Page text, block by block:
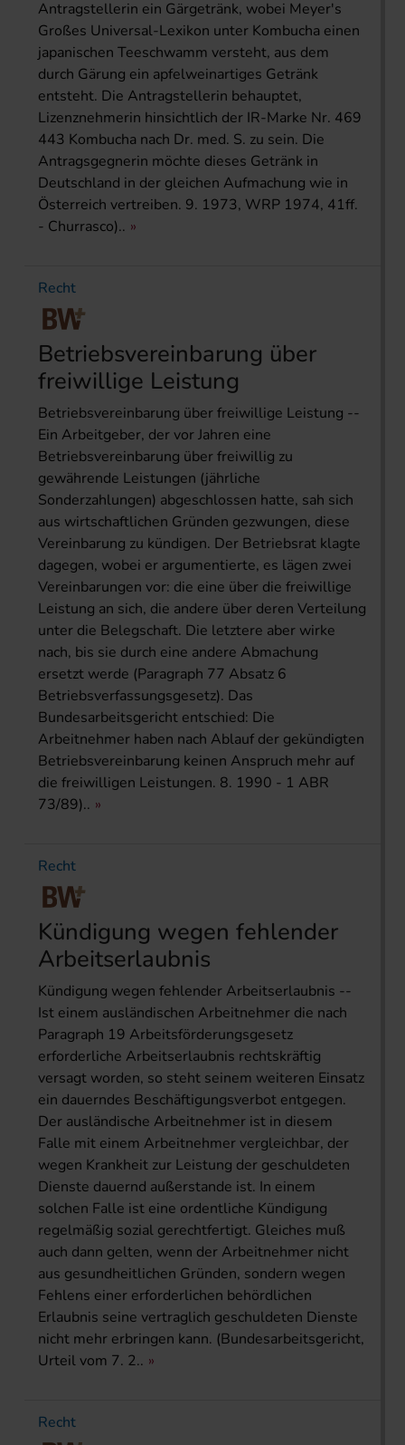
Antragstellerin ein Gärgetränk, wobei Meyer's
Großes Universal-Lexikon unter Kombucha einen
japanischen Teeschwamm versteht, aus dem
durch Gärung ein apfelweinartiges Getränk
entsteht. Die Antragstellerin behauptet,
Lizenznehmerin hinsichtlich der IR-Marke Nr. 469
443 Kombucha nach Dr. med. S. zu sein. Die
Antragsgegnerin möchte dieses Getränk in
Deutschland in der gleichen Aufmachung wie in
Österreich vertreiben. 9. 1973, WRP 1974, 41ff.
- Churrasco)..
Recht
Betriebsvereinbarung über
freiwillige Leistung
Betriebsvereinbarung über freiwillige Leistung --
Ein Arbeitgeber, der vor Jahren eine
Betriebsvereinbarung über freiwillig zu
gewährende Leistungen (jährliche
Sonderzahlungen) abgeschlossen hatte, sah sich
aus wirtschaftlichen Gründen gezwungen, diese
Vereinbarung zu kündigen. Der Betriebsrat klagte
dagegen, wobei er argumentierte, es lägen zwei
Vereinbarungen vor: die eine über die freiwillige
Leistung an sich, die andere über deren Verteilung
unter die Belegschaft. Die letztere aber wirke
nach, bis sie durch eine andere Abmachung
ersetzt werde (Paragraph 77 Absatz 6
Betriebsverfassungsgesetz). Das
Bundesarbeitsgericht entschied: Die
Arbeitnehmer haben nach Ablauf der gekündigten
Betriebsvereinbarung keinen Anspruch mehr auf
die freiwilligen Leistungen. 8. 1990 - 1 ABR
73/89)..
Recht
Kündigung wegen fehlender
Arbeitserlaubnis
Kündigung wegen fehlender Arbeitserlaubnis --
Ist einem ausländischen Arbeitnehmer die nach
Paragraph 19 Arbeitsförderungsgesetz
erforderliche Arbeitserlaubnis rechtskräftig
versagt worden, so steht seinem weiteren Einsatz
ein dauerndes Beschäftigungsverbot entgegen.
Der ausländische Arbeitnehmer ist in diesem
Falle mit einem Arbeitnehmer vergleichbar, der
wegen Krankheit zur Leistung der geschuldeten
Dienste dauernd außerstande ist. In einem
solchen Falle ist eine ordentliche Kündigung
regelmäßig sozial gerechtfertigt. Gleiches muß
auch dann gelten, wenn der Arbeitnehmer nicht
aus gesundheitlichen Gründen, sondern wegen
Fehlens einer erforderlichen behördlichen
Erlaubnis seine vertraglich geschuldeten Dienste
nicht mehr erbringen kann. (Bundesarbeitsgericht,
Urteil vom 7. 2..
Recht